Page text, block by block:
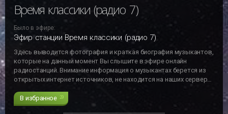
Время классики (радио 7)
Было в эфире:
Эфир станции Время классики (радио 7)
Здесь выводится фотография и краткая биография музыкантов,
которые на данный момент Вы слышите в эфире онлайн
радиостанций. Внимание информация о музыкантах берется из
открытых интернет источников, не находится на наших серверах
и может не отвечать действительности!!!
В избранное 29